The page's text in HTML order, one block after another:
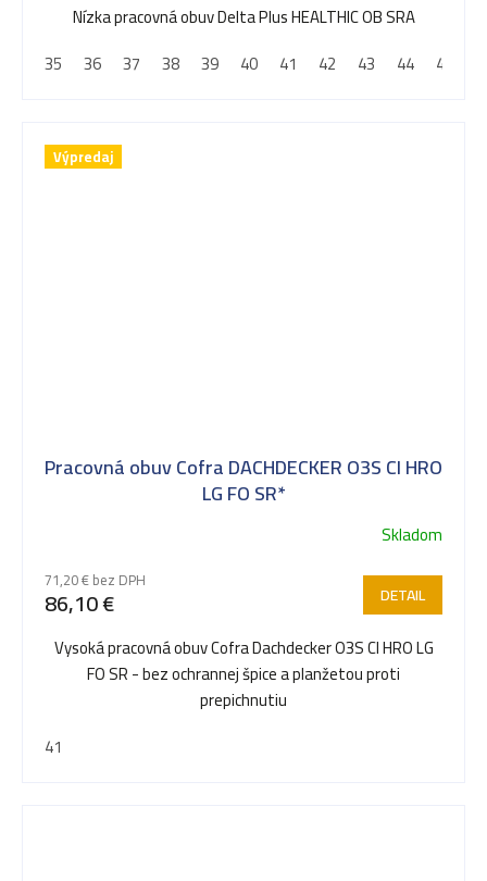
Nízka pracovná obuv Delta Plus HEALTHIC OB SRA
35
36 37 38 39 40 41 42 43 44 45
Výpredaj
Pracovná obuv Cofra DACHDECKER O3S CI HRO
LG FO SR*
Skladom
71,20 € bez DPH
86,10 € DETAIL
Vysoká pracovná obuv Cofra Dachdecker O3S CI HRO LG
FO SR - bez ochrannej špice a planžetou proti
prepichnutiu
41